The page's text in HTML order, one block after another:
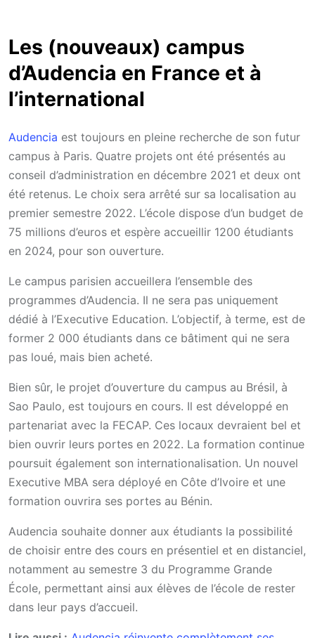
Les (nouveaux) campus
d’Audencia en France et à
l’international
Audencia est toujours en pleine recherche de son futur
campus à Paris. Quatre projets ont été présentés au
conseil d’administration en décembre 2021 et deux ont
été retenus. Le choix sera arrêté sur sa localisation au
premier semestre 2022. L’école dispose d’un budget de
75 millions d’euros et espère accueillir 1200 étudiants
en 2024, pour son ouverture.
Le campus parisien accueillera l’ensemble des
programmes d’Audencia. Il ne sera pas uniquement
dédié à l’Executive Education. L’objectif, à terme, est de
former 2 000 étudiants dans ce bâtiment qui ne sera
pas loué, mais bien acheté.
Bien sûr, le projet d’ouverture du campus au Brésil, à
Sao Paulo, est toujours en cours. Il est développé en
partenariat avec la FECAP. Ces locaux devraient bel et
bien ouvrir leurs portes en 2022. La formation continue
poursuit également son internationalisation. Un nouvel
Executive MBA sera déployé en Côte d’Ivoire et une
formation ouvrira ses portes au Bénin.
Audencia souhaite donner aux étudiants la possibilité
de choisir entre des cours en présentiel et en distanciel,
notamment au semestre 3 du Programme Grande
École, permettant ainsi aux élèves de l’école de rester
dans leur pays d’accueil.